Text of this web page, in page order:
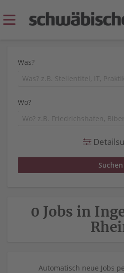
Was?
Wo?
0 Jobs in
Automatisch neue Jobs